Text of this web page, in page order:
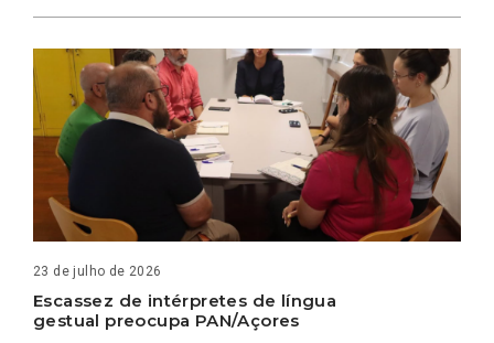
23 de julho de 2026
Escassez de intérpretes de língua
gestual preocupa PAN/Açores